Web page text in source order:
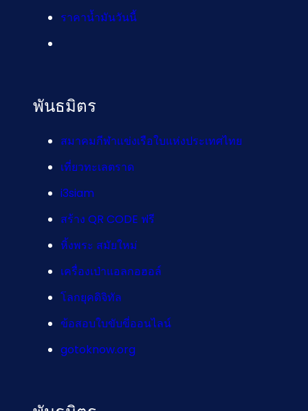
ราคาน้ำมันวันนี้
พันธมิตร
สมาคมกีฬาแข่งเรือใบแห่งประเทศไทย
เที่ยวทะเลตราด
i3siam
สร้าง QR CODE ฟรี
หิ้งพระ สมัยใหม่
เครื่องเป่าแอลกอฮอล์
โลกยุคดิจิทัล
ข้อสอบใบขับขี่ออนไลน์
gotoknow.org